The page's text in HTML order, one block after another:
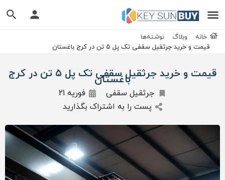
خانه وبلاگ
نوشته‌ها
قیمت و خرید جرثقیل سقفی تک پل ۵ تن در کرج باغستان
قیمت و خرید جرثقیل سقفی تک پل ۵ تن در کرج باغستان
جرثقیل سقفی
فوریه 21
پست را به اشتراک بگذارید